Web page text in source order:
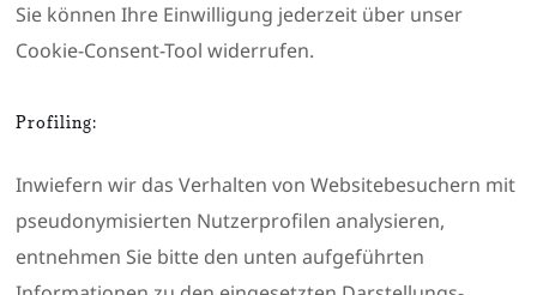
Sie können Ihre Einwilligung jederzeit über unser
Cookie-Consent-Tool widerrufen.
Profiling:
Inwiefern wir das Verhalten von Websitebesuchern mit
pseudonymisierten Nutzerprofilen analysieren,
entnehmen Sie bitte den unten aufgeführten